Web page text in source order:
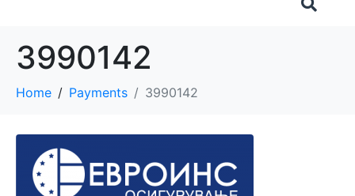
3990142
Home Payments 3990142